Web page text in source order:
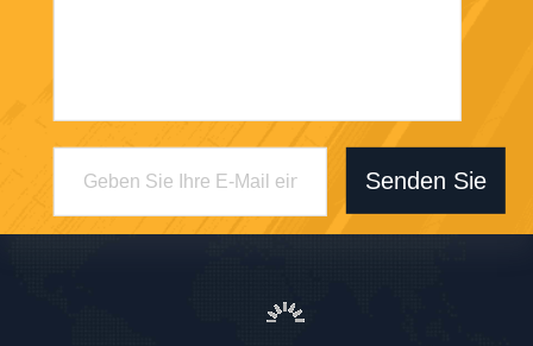
Senden Sie